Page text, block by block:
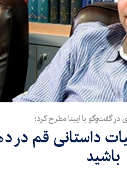
گفت‌وگو با ایبنا مطرح کرد؛
باشید